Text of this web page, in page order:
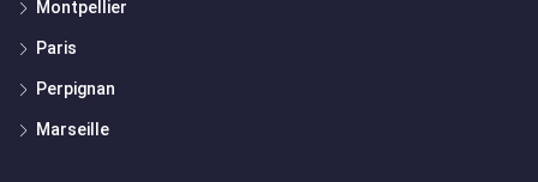
Montpellier
Paris
Perpignan
Marseille